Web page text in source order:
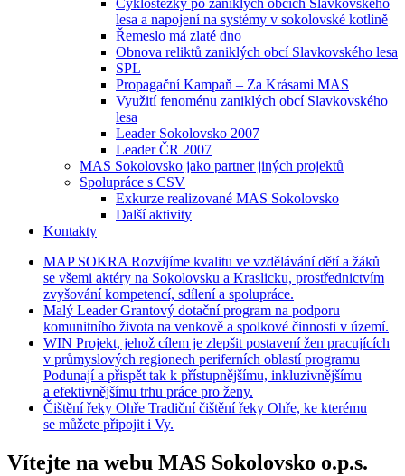
Cyklostezky po zaniklých obcích Slavkovského
lesa a napojení na systémy v sokolovské kotlině
Řemeslo má zlaté dno
Obnova reliktů zaniklých obcí Slavkovského lesa
SPL
Propagační Kampaň – Za Krásami MAS
Využití fenoménu zaniklých obcí Slavkovského
lesa
Leader Sokolovsko 2007
Leader ČR 2007
MAS Sokolovsko jako partner jiných projektů
Spolupráce s CSV
Exkurze realizované MAS Sokolovsko
Další aktivity
Kontakty
MAPSOKRA Rozvíjíme kvalitu ve vzdělávání dětí a žáků
se všemi aktéry na Sokolovsku a Kraslicku, prostřednictvím
zvyšování kompetencí, sdílení a spolupráce.
Malý Leader Grantový dotační program na podporu
komunitního života na venkově a spolkové činnosti v území.
WIN Projekt, jehož cílem je zlepšit postavení žen pracujících
v průmyslových regionech periferních oblastí programu
Podunají a přispět tak k přístupnějšímu, inkluzivnějšímu
a efektivnějšímu trhu práce pro ženy.
Čištěnířeky Ohře Tradiční čištění řeky Ohře, ke kterému
se můžete připojit i Vy.
Vítejte na webu MAS Sokolovsko o.p.s.